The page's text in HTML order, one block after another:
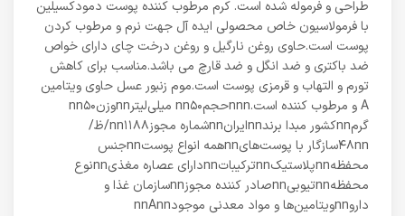
طراحی و فرموله شده است. کرم مرطوب کننده پوست دمودکسیلین
با فرمولاسیون خاص محصولی ایده آل جهت نرم و مرطوب کردن
پوست است.حاوی روغن نارگیل و روغن درخت چای دارای خواص
ضد باکتری و ضد انگل و ضد قارچ می باشد.مناسب برای کاهش
تورم و التهاب و قرمزی پوست است.موم زنبور عسل حاوی ویتامین
A و مرطوب کننده است.nnnحجمnn۵۰ میلی‌لیترnnوزنnn۵۰
گرمnnکشور مبدا برندnnایرانnnشماره مجوزnn۱۱۸۸/ظ/
۴۸nnسازگار با پوست‌‌هایnnهمه انواع پوستnnجنس
محفظهnnپلاستیکnnترکیباتnnدارای عصاره مغذیnnنوع
محفظهnnتیوبیnnصادر کننده مجوزnnسازمان غذا و
داروnnویتامین‌ها و مواد معدنی موجودnnAnn